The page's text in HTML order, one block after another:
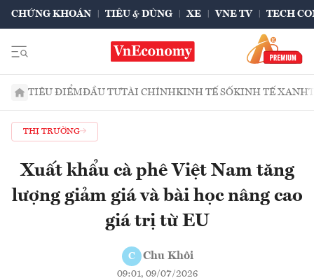
CHỨNG KHOÁN TIÊU & DÙNG XE VNE TV TECH
TIÊU ĐIỂMĐẦU TƯTÀI CHÍNHKINH TẾ SỐKINH TẾ XANH
THỊ TRƯỜNG
Xuất khẩu cà phê Việt Nam tăng
lượng giảm giá và bài học nâng cao
giá trị từ EU
C Chu Khôi
09:01, 09/07/2026